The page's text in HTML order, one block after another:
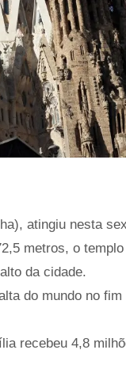
atingiu nesta
metros, o
da cidade.
do mundo no
recebeu 4,8